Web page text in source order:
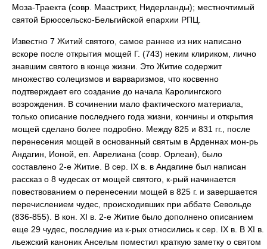
Моза-Траекта (совр. Маастрихт, Нидерланды); местночтимый
святой Брюссельско-Бельгийской епархии РПЦ.
Известно 7 Житий святого, самое раннее из них написано
вскоре после открытия мощей Г. (743) неким клириком, лично
знавшим святого в конце жизни. Это Житие содержит
множество солецизмов и варваризмов, что косвенно
подтверждает его создание до начала Каролингского
возрождения. В сочинении мало фактического материала,
только описание последнего года жизни, кончины и открытия
мощей сделано более подробно. Между 825 и 831 гг., после
перенесения мощей в основанный святым в Арденнах мон-рь
Андагин, Ионой, еп. Аврелиана (совр. Орлеан), было
составлено 2-е Житие. В сер. IX в. в Андагине был написан
рассказ о 8 чудесах от мощей святого, к-рый начинается
повествованием о перенесении мощей в 825 г. и завершается
перечислением чудес, происходивших при аббате Севольде
(836-855). В кон. XI в. 2-е Житие было дополнено описанием
еще 29 чудес, последние из к-рых относились к сер. IX в. В XI в.
льежский каноник Ансельм поместил краткую заметку о святом